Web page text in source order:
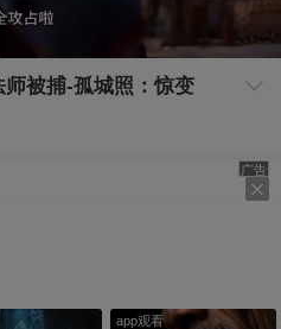
被捕-孤城照：惊变
广告
app观看